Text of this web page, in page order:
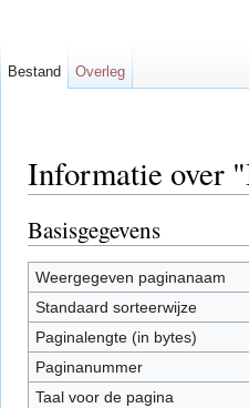
Informatie over
Basisgegevens
Weergegeven paginanaam
Standaard sorteerwijze
Paginalengte (in bytes)
Paginanummer
Taal voor de pagina
Bestand Overleg